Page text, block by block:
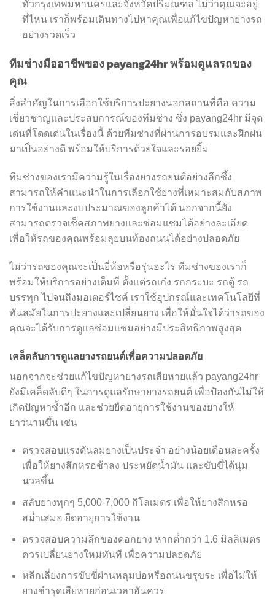
ทั่วกรุงเทพมหานครและจังหวัดปริมณฑล ไม่ว่าคุณจะอยู่
ที่ไหน เราก็พร้อมเดินทางไปหาคุณเพื่อแก้ไขปัญหายางรถ
อย่างรวดเร็ว
ทีมช่างมืออาชีพของ payang24hr พร้อมดูแลรถของ
คุณ
สิ่งสำคัญในการเลือกใช้บริการปะยางนอกสถานที่คือ ความ
เชี่ยวชาญและประสบการณ์ของทีมช่าง ซึ่ง payang24hr มีจุด
เด่นที่โดดเด่นในเรื่องนี้ ด้วยทีมช่างที่ผ่านการอบรมและฝึกฝน
มาเป็นอย่างดี พร้อมให้บริการด้วยใจและรอยยิ้ม
ทีมช่างของเรามีความรู้ในเรื่องยางรถยนต์อย่างลึกซึ้ง
สามารถให้คำแนะนำในการเลือกใช้ยางที่เหมาะสมกับสภาพ
การใช้งานและงบประมาณของลูกค้าได้ นอกจากนี้ยัง
สามารถตรวจเช็คสภาพยางและซ่อมแซมได้อย่างละเอียด
เพื่อให้รถของคุณพร้อมลุยบนท้องถนนได้อย่างปลอดภัย
ไม่ว่ารถของคุณจะเป็นยี่ห้อหรือรุ่นอะไร ทีมช่างของเราก็
พร้อมให้บริการอย่างเต็มที่ ตั้งแต่รถเก๋ง รถกระบะ รถตู้ รถ
บรรทุก ไปจนถึงมอเตอร์ไซค์ เราใช้อุปกรณ์และเทคโนโลยีที่
ทันสมัยในการปะยางและเปลี่ยนยาง เพื่อให้มั่นใจได้ว่ารถของ
คุณจะได้รับการดูแลซ่อมแซมอย่างมีประสิทธิภาพสูงสุด
เคล็ดลับการดูแลยางรถยนต์เพื่อความปลอดภัย
นอกจากจะช่วยแก้ไขปัญหายางรถเสียหายแล้ว payang24hr
ยังมีเคล็ดลับดีๆ ในการดูแลรักษายางรถยนต์ เพื่อป้องกันไม่ให้
เกิดปัญหาซ้ำอีก และช่วยยืดอายุการใช้งานของยางให้
ยาวนานขึ้น เช่น
ตรวจสอบแรงดันลมยางเป็นประจำ อย่างน้อยเดือนละครั้ง
เพื่อให้ยางสึกหรอช้าลง ประหยัดน้ำมัน และขับขี่ได้นุ่ม
นวลขึ้น
สลับยางทุกๆ 5,000-7,000 กิโลเมตร เพื่อให้ยางสึกหรอ
สม่ำเสมอ ยืดอายุการใช้งาน
ตรวจสอบความลึกของดอกยาง หากต่ำกว่า 1.6 มิลลิเมตร
ควรเปลี่ยนยางใหม่ทันที เพื่อความปลอดภัย
หลีกเลี่ยงการขับขี่ผ่านหลุมบ่อหรือถนนขรุขระ เพื่อไม่ให้
ยางชำรุดเสียหายก่อนเวลาอันควร